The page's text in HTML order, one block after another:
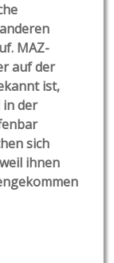
MAZ-
auf der
ist,
in der
sich
ihnen